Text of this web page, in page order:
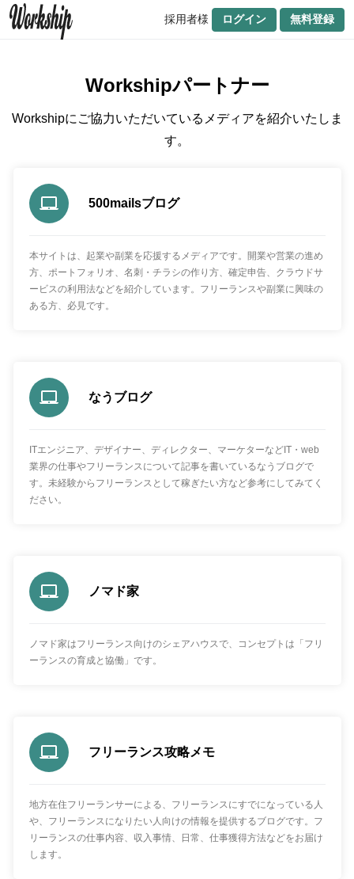
採用者様 ログイン 無料登録
Workshipパートナー
Workshipにご協力いただいているメディアを紹介いたしま
す。
500mailsブログ
本サイトは、起業や副業を応援するメディアです。開業や営業の進め
方、ポートフォリオ、名刺・チラシの作り方、確定申告、クラウドサ
ービスの利用法などを紹介しています。フリーランスや副業に興味の
ある方、必見です。
なうブログ
ITエンジニア、デザイナー、ディレクター、マーケターなどIT・web
業界の仕事やフリーランスについて記事を書いているなうブログで
す。未経験からフリーランスとして稼ぎたい方など参考にしてみてく
ださい。
ノマド家
ノマド家はフリーランス向けのシェアハウスで、コンセプトは「フリ
ーランスの育成と協働」です。
フリーランス攻略メモ
地方在住フリーランサーによる、フリーランスにすでになっている人
や、フリーランスになりたい人向けの情報を提供するブログです。フ
リーランスの仕事内容、収入事情、日常、仕事獲得方法などをお届け
します。